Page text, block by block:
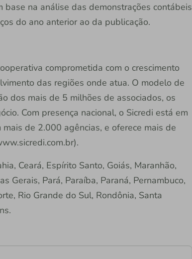
base na análise das demonstrações contábeis
do ano anterior ao da publicação.
comprometida com o crescimento
das regiões onde atua. O modelo de
dos mais de 5 milhões de associados, os
Com presença nacional, o Sicredi está em
de 2.000 agências, e oferece mais de
Ceará, Espírito Santo, Goiás, Maranhão,
Gerais, Pará, Paraíba, Paraná, Pernambuco,
Rio Grande do Sul, Rondônia, Santa